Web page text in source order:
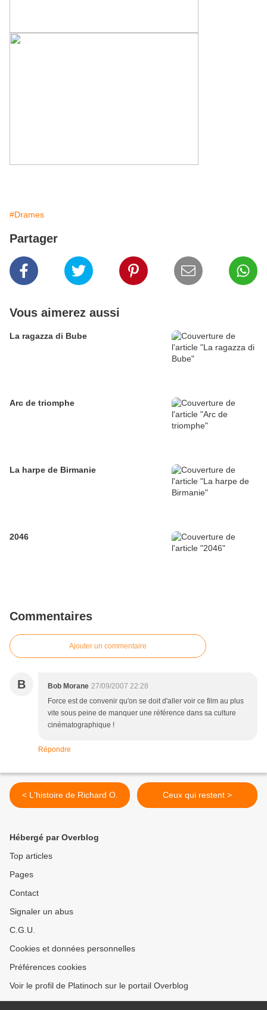
#Drames
Partager
Vous aimerez aussi
La ragazza di Bube
Arc de triomphe
La harpe de Birmanie
2046
Commentaires
Ajouter un commentaire
B Bob Morane 27/09/2007 22:28
Force est de convenir qu'on se doit d'aller voir ce film au plus
vite sous peine de manquer une référence dans sa culture
cinématographique !
Répondre
< L'histoire de Richard O. Ceux qui restent >
Hébergé par Overblog
Top articles
Pages
Contact
Signaler un abus
C.G.U.
Cookies et données personnelles
Préférences cookies
Voir le profil de Platinoch sur le portail Overblog